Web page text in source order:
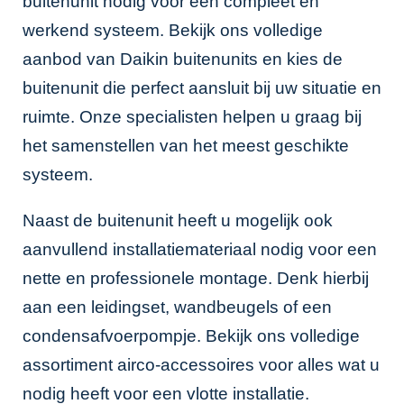
werkend systeem. Bekijk ons volledige
aanbod van Daikin buitenunits en kies de
buitenunit die perfect aansluit bij uw situatie en
ruimte. Onze specialisten helpen u graag bij
het samenstellen van het meest geschikte
systeem.
Naast de buitenunit heeft u mogelijk ook
aanvullend installatiemateriaal nodig voor een
nette en professionele montage. Denk hierbij
aan een leidingset, wandbeugels of een
condensafvoerpompje. Bekijk ons volledige
assortiment airco-accessoires voor alles wat u
nodig heeft voor een vlotte installatie.